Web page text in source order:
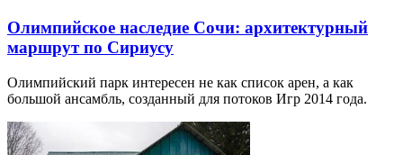
Олимпийское наследие Сочи: архитектурный
маршрут по Сириусу
Олимпийский парк интересен не как список арен, а как
большой ансамбль, созданный для потоков Игр 2014 года.